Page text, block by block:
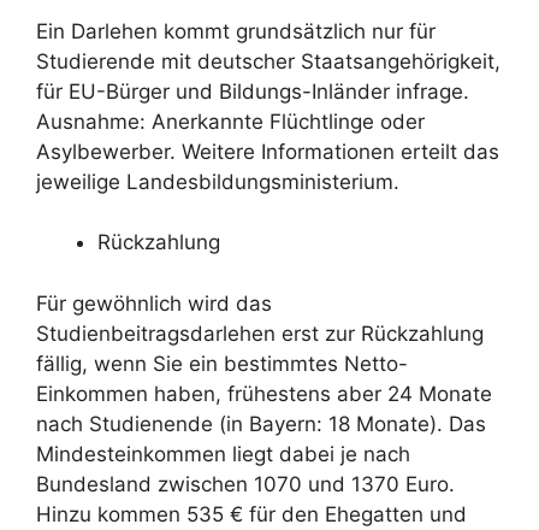
Ein Darlehen kommt grundsätzlich nur für
Studierende mit deutscher Staatsangehörigkeit,
für EU-Bürger und Bildungs-Inländer infrage.
Ausnahme: Anerkannte Flüchtlinge oder
Asylbewerber. Weitere Informationen erteilt das
jeweilige Landesbildungsministerium.
Rückzahlung
Für gewöhnlich wird das
Studienbeitragsdarlehen erst zur Rückzahlung
fällig, wenn Sie ein bestimmtes Netto-
Einkommen haben, frühestens aber 24 Monate
nach Studienende (in Bayern: 18 Monate). Das
Mindesteinkommen liegt dabei je nach
Bundesland zwischen 1070 und 1370 Euro.
Hinzu kommen 535 € für den Ehegatten und